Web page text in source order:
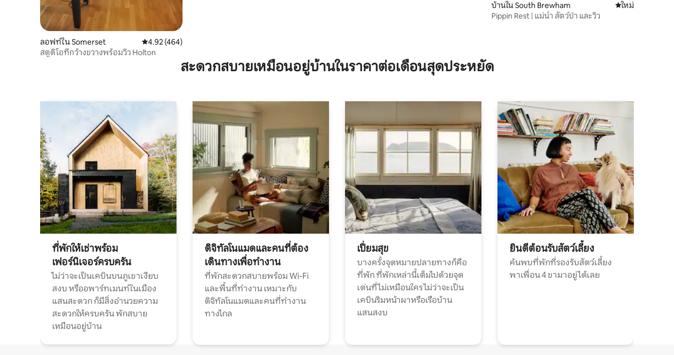
ลอฟท์ใน Somerset คะแนนเฉลี่ย 4.92 จาก 5, 464 รีวิว
4.92 (464)
สตูดิโอที่กว้างขวางพร้อมวิว Holton
บ้านใน South Brewham ที่พักใหม่
ใหม่
Pippin Rest | แม่น้ำ สัตว์ป่า และวิว
สะดวกสบายเหมือนอยู่บ้านในราคาต่อเดือนสุดประหยัด
ที่พักให้เช่าพร้อม
เฟอร์นิเจอร์ครบครัน
ไม่ว่าจะเป็นเคบินบนภูเขาเงียบ
สงบ หรืออพาร์ทเมนท์ในเมือง
แสนสะดวก ก็มีสิ่งอำนวยความ
สะดวกให้ครบครัน พักสบาย
เหมือนอยู่บ้าน
ดิจิทัลโนแมดและคนที่ต้อง
เดินทางเพื่อทำงาน
ที่พักสะดวกสบายพร้อม Wi-Fi
และพื้นที่ทำงาน เหมาะกับ
ดิจิทัลโนแมดและคนที่ทำงาน
ทางไกล
เปี่ยมสุข
บางครั้งจุดหมายปลายทางก็คือ
ที่พัก ที่พักเหล่านี้เต็มไปด้วยจุด
เด่นที่ไม่เหมือนใคร ไม่ว่าจะเป็น
เคบินริมหน้าผาหรือเรือบ้าน
แสนสงบ
ยินดีต้อนรับสัตว์เลี้ยง
ค้นพบที่พักที่รองรับสัตว์เลี้ยง
พาเพื่อน 4 ขามาอยู่ได้เลย